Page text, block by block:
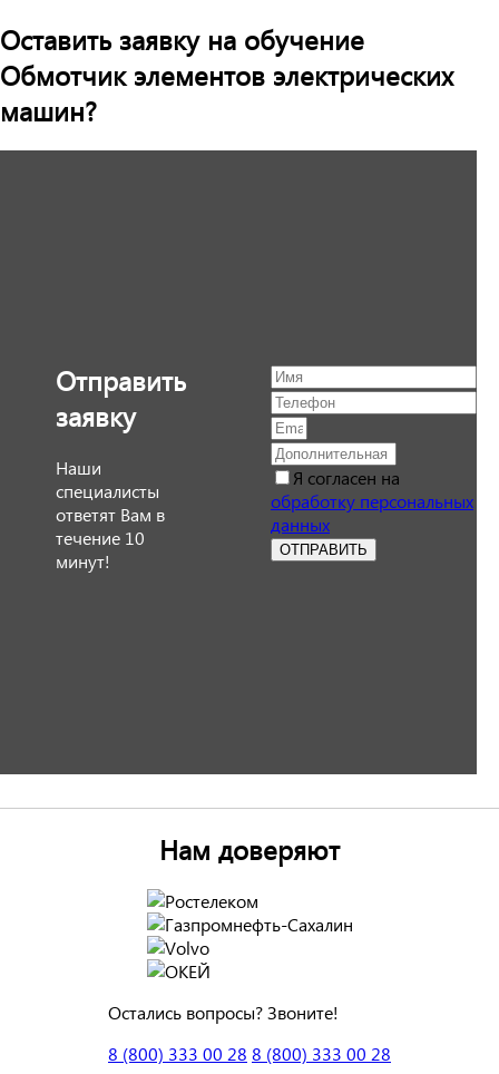
Оставить заявку на обучение
Обмотчик элементов электрических
машин?
Отправить
заявку
Наши
специалисты
ответят Вам в
течение 10
минут!
Я согласен на
обработку персональных
данных
ОТПРАВИТЬ
Нам доверяют
Остались вопросы? Звоните!
8 (800) 333 00 28 8 (800) 333 00 28